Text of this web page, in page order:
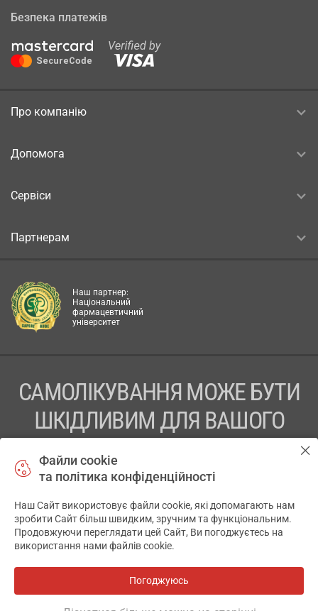
Безпека платежів
Про компанію
Допомога
Сервіси
Партнерам
Наш партнер:
Національний
фармацевтичний
університет
САМОЛІКУВАННЯ МОЖЕ БУТИ
ШКІДЛИВИМ ДЛЯ ВАШОГО
ПЕРЕД ЗАСТОСУВАННЯМ ПРЕПАРАТУ ПРОКОНСУЛЬТУЙТЕСЬ
ТОВ «АПТЕКА 911.ЮА» Код ЄДРПОУ 43631965.
Відмова від відповідальності
© 2014-2026. Медична інформаційна система АПТЕКА911.ЮА
Файли cookie
та політика конфіденційності
Наш Сайт використовує файли cookie, які допомагають нам
зробити Сайт більш швидким, зручним та функціональним.
Продовжуючи переглядати цей Сайт, Ви погоджуєтесь на
використання нами файлів cookie.
Погоджуюсь
✕